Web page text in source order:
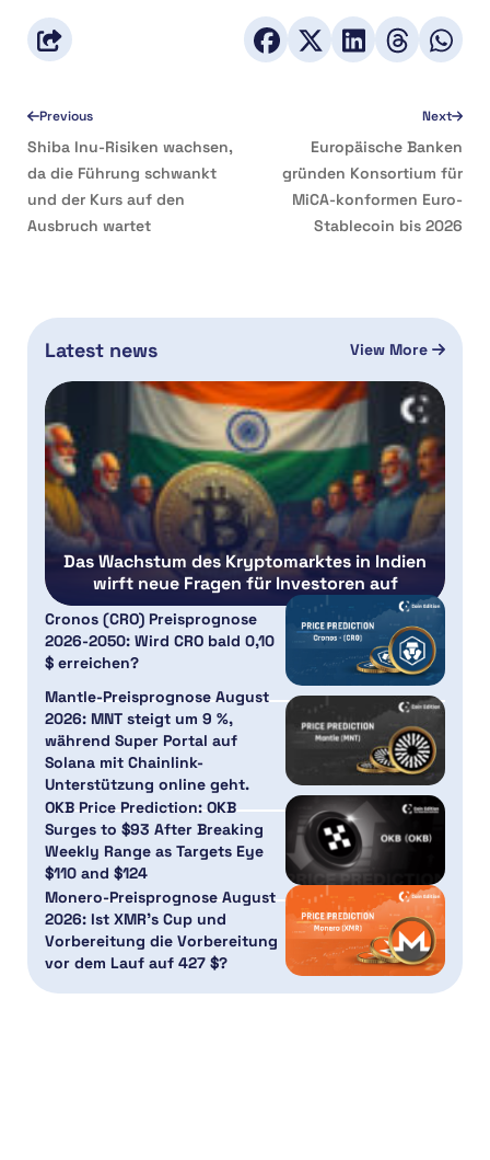
Previous
Shiba Inu-Risiken wachsen,
da die Führung schwankt
und der Kurs auf den
Ausbruch wartet
Next
Europäische Banken
gründen Konsortium für
MiCA-konformen Euro-
Stablecoin bis 2026
Latest news View More
Das Wachstum des Kryptomarktes in Indien
wirft neue Fragen für Investoren auf
Cronos (CRO) Preisprognose
2026-2050: Wird CRO bald 0,10
$ erreichen?
Mantle-Preisprognose August
2026: MNT steigt um 9 %,
während Super Portal auf
Solana mit Chainlink-
Unterstützung online geht.
OKB Price Prediction: OKB
Surges to $93 After Breaking
Weekly Range as Targets Eye
$110 and $124
Monero-Preisprognose August
2026: Ist XMR’s Cup und
Vorbereitung die Vorbereitung
vor dem Lauf auf 427 $?